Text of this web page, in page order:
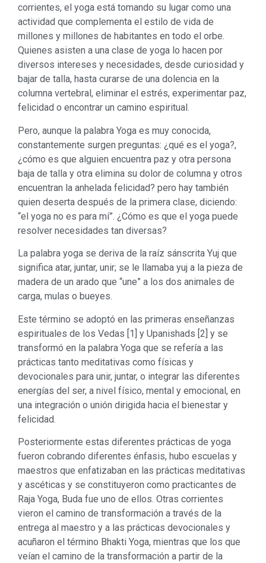
corrientes, el yoga está tomando su lugar como una
actividad que complementa el estilo de vida de
millones y millones de habitantes en todo el orbe.
Quienes asisten a una clase de yoga lo hacen por
diversos intereses y necesidades, desde curiosidad y
bajar de talla, hasta curarse de una dolencia en la
columna vertebral, eliminar el estrés, experimentar paz,
felicidad o encontrar un camino espiritual.
Pero, aunque la palabra Yoga es muy conocida,
constantemente surgen preguntas: ¿qué es el yoga?,
¿cómo es que alguien encuentra paz y otra persona
baja de talla y otra elimina su dolor de columna y otros
encuentran la anhelada felicidad? pero hay también
quien deserta después de la primera clase, diciendo:
“el yoga no es para mí”. ¿Cómo es que el yoga puede
resolver necesidades tan diversas?
La palabra yoga se deriva de la raíz sánscrita Yuj que
significa atar, juntar, unir; se le llamaba yuj a la pieza de
madera de un arado que “une” a los dos animales de
carga, mulas o bueyes.
Este término se adoptó en las primeras enseñanzas
espirituales de los Vedas [1] y Upanishads [2] y se
transformó en la palabra Yoga que se refería a las
prácticas tanto meditativas como físicas y
devocionales para unir, juntar, o integrar las diferentes
energías del ser, a nivel físico, mental y emocional, en
una integración o unión dirigida hacia el bienestar y
felicidad.
Posteriormente estas diferentes prácticas de yoga
fueron cobrando diferentes énfasis, hubo escuelas y
maestros que enfatizaban en las prácticas meditativas
y ascéticas y se constituyeron como practicantes de
Raja Yoga, Buda fue uno de ellos. Otras corrientes
vieron el camino de transformación a través de la
entrega al maestro y a las prácticas devocionales y
acuñaron el término Bhakti Yoga, mientras que los que
veían el camino de la transformación a partir de la